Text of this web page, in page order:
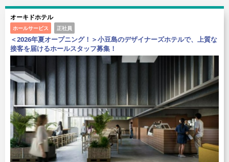
オーキドホテル
ホールサービス 正社員
＜2026年夏オープニング！＞小豆島のデザイナーズホテルで、上質な
接客を届けるホールスタッフ募集！